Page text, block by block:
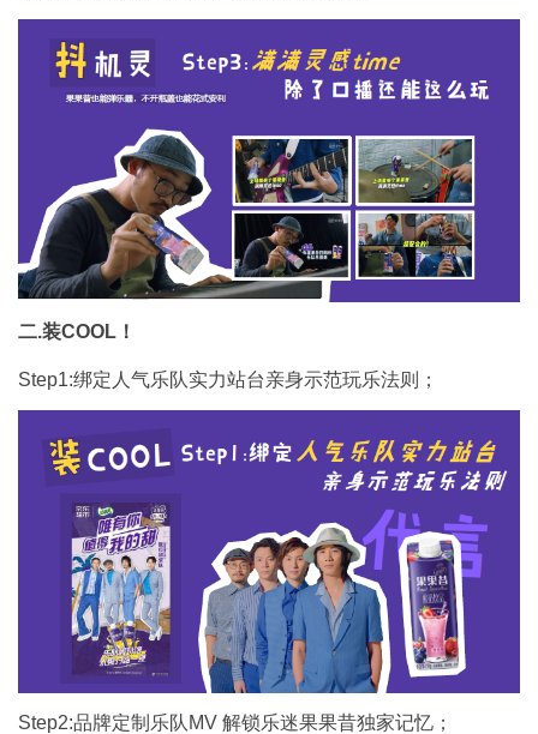
二.装COOL！
Step1:绑定人气乐队实力站台亲身示范玩乐法则；
Step2:品牌定制乐队MV 解锁乐迷果果昔独家记忆；